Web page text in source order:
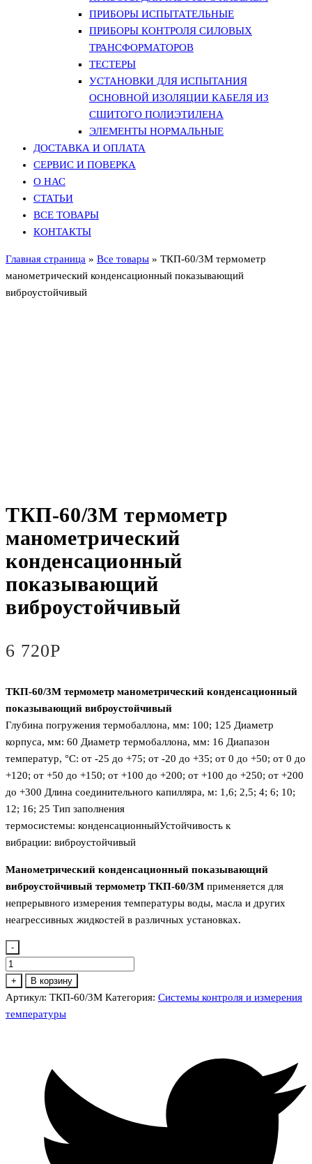
ПРИБОРЫ ИСПЫТАТЕЛЬНЫЕ
ПРИБОРЫ КОНТРОЛЯ СИЛОВЫХ
ТРАНСФОРМАТОРОВ
ТЕСТЕРЫ
УСТАНОВКИ ДЛЯ ИСПЫТАНИЯ
ОСНОВНОЙ ИЗОЛЯЦИИ КАБЕЛЯ ИЗ
СШИТОГО ПОЛИЭТИЛЕНА
ЭЛЕМЕНТЫ НОРМАЛЬНЫЕ
ДОСТАВКА И ОПЛАТА
СЕРВИС И ПОВЕРКА
О НАС
СТАТЬИ
ВСЕ ТОВАРЫ
КОНТАКТЫ
Главная страница » Все товары » ТКП-60/3М термометр
манометрический конденсационный показывающий
виброустойчивый
ТКП-60/3М термометр
манометрический
конденсационный
показывающий
виброустойчивый
6 720Р
ТКП-60/3М термометр манометрический конденсационный
показывающий виброустойчивый
Глубина погружения термобаллона, мм: 100; 125 Диаметр
корпуса, мм: 60 Диаметр термобаллона, мм: 16 Диапазон
температур, °C: от -25 до +75; от -20 до +35; от 0 до +50; от 0 до
+120; от +50 до +150; от +100 до +200; от +100 до +250; от +200
до +300 Длина соединительного капилляра, м: 1,6; 2,5; 4; 6; 10;
12; 16; 25 Тип заполнения
термосистемы: конденсационныйУстойчивость к
вибрации: виброустойчивый
Манометрический конденсационный показывающий
виброустойчивый термометр ТКП-60/3М применяется для
непрерывного измерения температуры воды, масла и других
неагрессивных жидкостей в различных установках.
-
Количество
товара
ТКП-60/3М
термометр
виброустойчивый
+ В корзину
Артикул: ТКП-60/3М Категория: Системы контроля и измерения
температуры